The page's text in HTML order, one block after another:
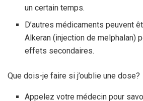
un certain temps.
D’autres médicaments peuvent
Alkeran (injection de melphalan)
effets secondaires.
Que dois-je faire si j’oublie une dose?
Appelez votre médecin pour